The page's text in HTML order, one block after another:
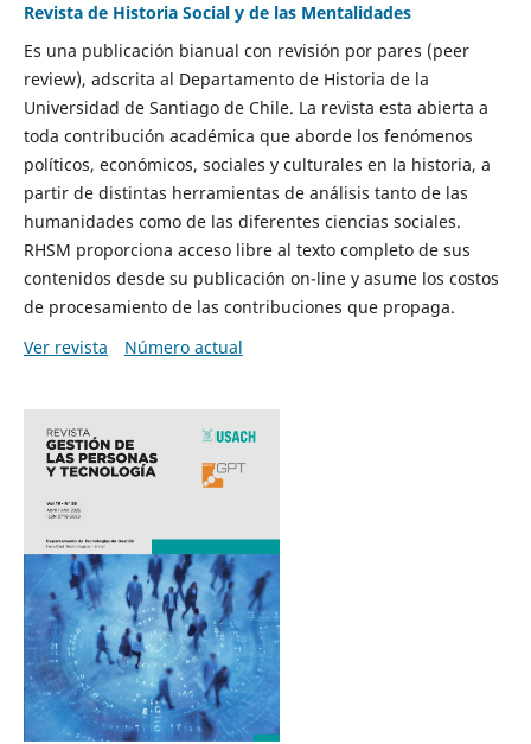
Revista de Historia Social y de las Mentalidades
Es una publicación bianual con revisión por pares (peer
review), adscrita al Departamento de Historia de la
Universidad de Santiago de Chile. La revista esta abierta a
toda contribución académica que aborde los fenómenos
políticos, económicos, sociales y culturales en la historia, a
partir de distintas herramientas de análisis tanto de las
humanidades como de las diferentes ciencias sociales.
RHSM proporciona acceso libre al texto completo de sus
contenidos desde su publicación on-line y asume los costos
de procesamiento de las contribuciones que propaga.
Ver revista
Número actual